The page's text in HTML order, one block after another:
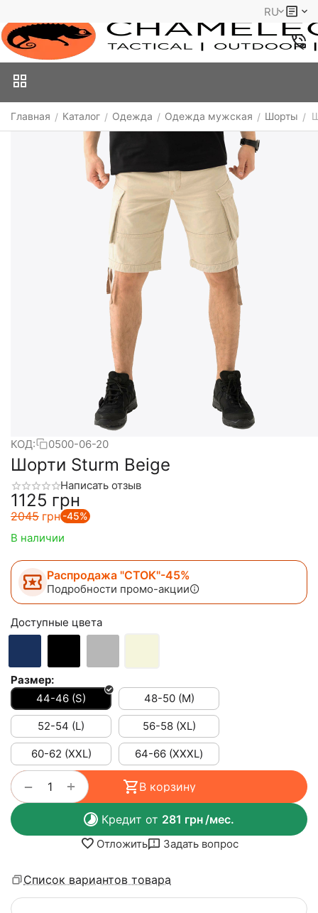
RU
Главная / Каталог / Одежда / Одежда мужская / Шорты /
КОД: 0500-06-20
Шорти Sturm Beige
Написать отзыв
‍1125‍ грн
‍2045‍ грн -45%
В наличии
Распродажа "СТОК"-45%
Подробности промо-акции
Доступные цвета
Размер:
44-46 (S)
48-50 (M)
52-54 (L) 56-58 (XL)
60-62 (XXL) 64-66 (ХХХL)
+
− В корзину
Кредит от 281 грн/мес.
Отложить Задать вопрос
Список вариантов товара